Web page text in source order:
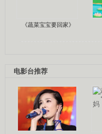
《蔬菜宝宝要回家》
电影台推荐